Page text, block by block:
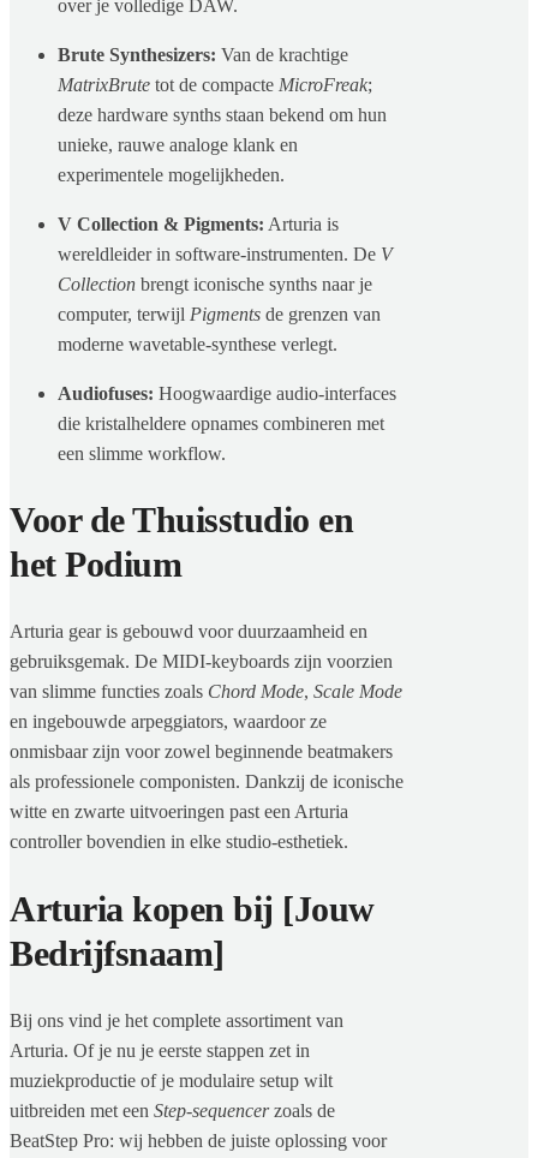
over je volledige DAW.
Brute Synthesizers: Van de krachtige
MatrixBrute tot de compacte MicroFreak;
deze hardware synths staan bekend om hun
unieke, rauwe analoge klank en
experimentele mogelijkheden.
V Collection & Pigments: Arturia is
wereldleider in software-instrumenten. De V
Collection brengt iconische synths naar je
computer, terwijl Pigments de grenzen van
moderne wavetable-synthese verlegt.
Audiofuses: Hoogwaardige audio-interfaces
die kristalheldere opnames combineren met
een slimme workflow.
Voor de Thuisstudio en
het Podium
Arturia gear is gebouwd voor duurzaamheid en
gebruiksgemak. De MIDI-keyboards zijn voorzien
van slimme functies zoals Chord Mode, Scale Mode
en ingebouwde arpeggiators, waardoor ze
onmisbaar zijn voor zowel beginnende beatmakers
als professionele componisten. Dankzij de iconische
witte en zwarte uitvoeringen past een Arturia
controller bovendien in elke studio-esthetiek.
Arturia kopen bij [Jouw
Bedrijfsnaam]
Bij ons vind je het complete assortiment van
Arturia. Of je nu je eerste stappen zet in
muziekproductie of je modulaire setup wilt
uitbreiden met een Step-sequencerzoals de
BeatStep Pro: wij hebben de juiste oplossing voor